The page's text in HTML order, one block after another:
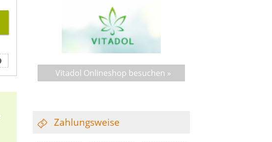
Vitadol Onlineshop besuchen »
Zahlungsweise